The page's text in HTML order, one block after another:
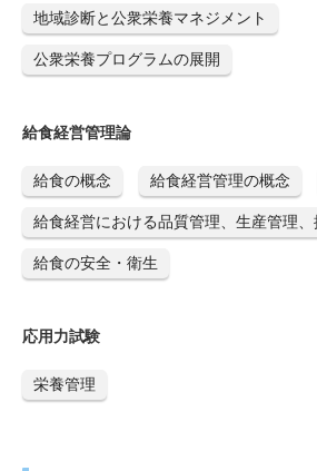
地域診断と公衆栄養マネジメント
公衆栄養プログラムの展開
給食経営管理論
給食の概念 給食経営管理の概念
給食経営における品質管理、生産管理、
給食の安全・衛生
応用力試験
栄養管理